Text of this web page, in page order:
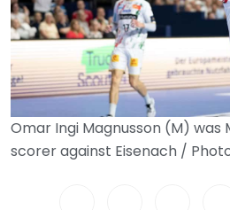
Omar Ingi Magnusson (M) was
scorer against Eisenach /